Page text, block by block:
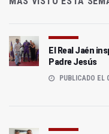
El Real Jaén
Padre Jesús
PUBLICADO EL